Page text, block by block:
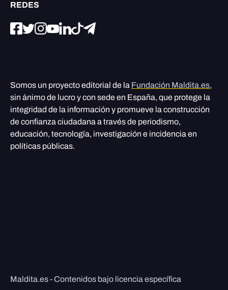
REDES
Somos un proyecto editorial de la Fundación Maldita.es,
sin ánimo de lucro y con sede en España, que protege la
integridad de la información y promueve la construcción
de confianza ciudadana a través de periodismo,
educación, tecnología, investigación e incidencia en
políticas públicas.
Maldita.es - Contenidos bajo licencia específica